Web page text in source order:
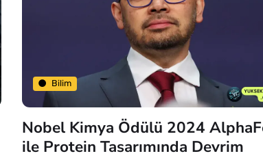
Bilim
Nobel Kimya Ödülü 2024
ile Protein Tasarımında Devrim